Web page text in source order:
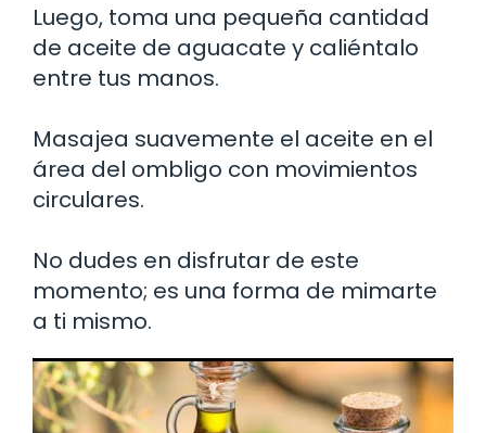
Luego, toma una pequeña cantidad
de aceite de aguacate y caliéntalo
entre tus manos.
Masajea suavemente el aceite en el
área del ombligo con movimientos
circulares.
No dudes en disfrutar de este
momento; es una forma de mimarte
a ti mismo.